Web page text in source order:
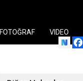
FOTOĞRAF VIDEO